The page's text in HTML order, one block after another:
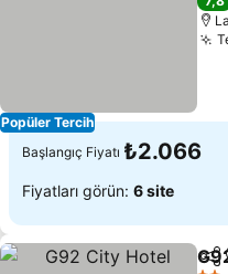
Popüler Tercih
Başlangıç Fiyatı ₺2.066
Fiyatları görün: 6 site